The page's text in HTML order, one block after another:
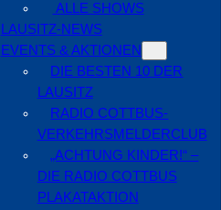
ALLE SHOWS
LAUSITZ-NEWS
EVENTS & AKTIONEN
DIE BESTEN 10 DER
LAUSITZ
RADIO COTTBUS-
VERKEHRSMELDERCLUB
„ACHTUNG KINDER!“ –
DIE RADIO COTTBUS
PLAKATAKTION